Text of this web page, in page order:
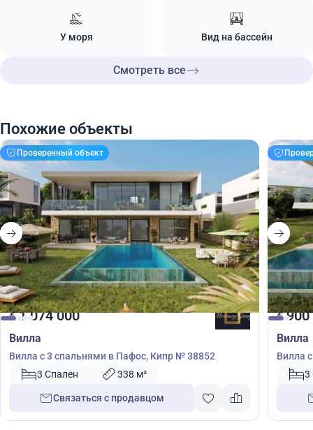
У моря Вид на бассейн
Смотреть все
Похожие объекты
Проверенный объект
€1 074 000
Вилла
Вилла с 3 спальнями в Пафос, Кипр № 38852
3 Спален
338 м²
Связаться с продавцом
€900
Вилла
Вилла
3